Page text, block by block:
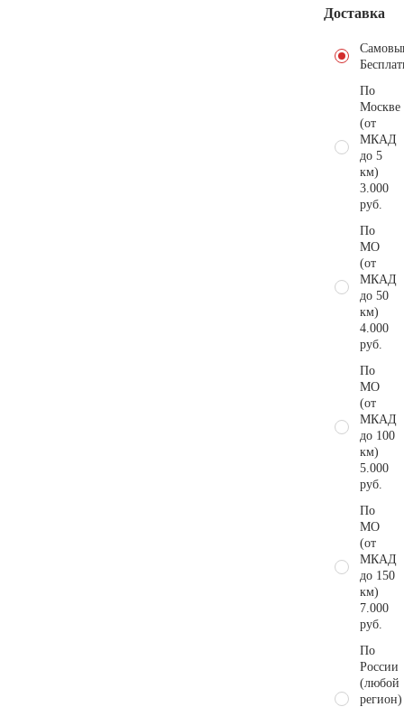
Доставка
По
Москве
(от
МКАД
до 5
км)
3.000
руб.
По
МО
(от
МКАД
до 50
км)
4.000
руб.
По
МО
(от
МКАД
до 100
км)
5.000
руб.
По
МО
(от
МКАД
до 150
км)
7.000
руб.
По
России
(любой
регион)